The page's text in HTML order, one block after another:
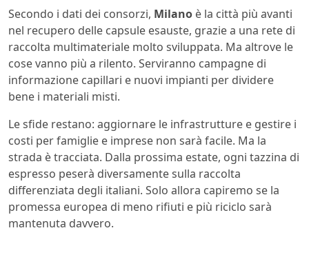
Secondo i dati dei consorzi, Milano è la città più avanti
nel recupero delle capsule esauste, grazie a una rete di
raccolta multimateriale molto sviluppata. Ma altrove le
cose vanno più a rilento. Serviranno campagne di
informazione capillari e nuovi impianti per dividere
bene i materiali misti.
Le sfide restano: aggiornare le infrastrutture e gestire i
costi per famiglie e imprese non sarà facile. Ma la
strada è tracciata. Dalla prossima estate, ogni tazzina di
espresso peserà diversamente sulla raccolta
differenziata degli italiani. Solo allora capiremo se la
promessa europea di meno rifiuti e più riciclo sarà
mantenuta davvero.